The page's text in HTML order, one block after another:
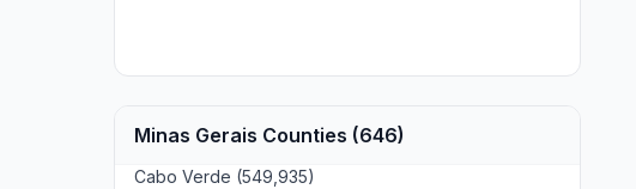
Minas Gerais Counties (646)
Cabo Verde (549,935)